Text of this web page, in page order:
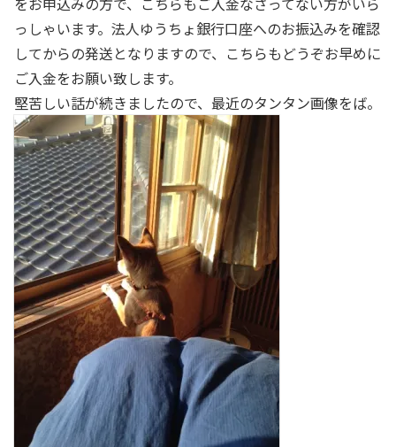
っしゃいます。法人ゆうちょ銀行口座へのお振込みを確認
してからの発送となりますので、こちらもどうぞお早めに
ご入金をお願い致します。
堅苦しい話が続きましたので、最近のタンタン画像をば。